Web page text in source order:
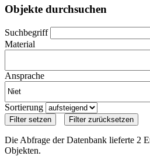
Objekte durchsuchen
Suchbegriff
Material
Ansprache
Sortierung
Die Abfrage der Datenbank lieferte 2
Objekten.